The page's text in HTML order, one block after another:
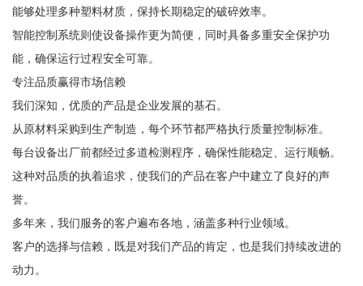
能够处理多种塑料材质，保持长期稳定的破碎效率。
智能控制系统则使设备操作更为简便，同时具备多重安全保护功
能，确保运行过程安全可靠。
专注品质赢得市场信赖
我们深知，优质的产品是企业发展的基石。
从原材料采购到生产制造，每个环节都严格执行质量控制标准。
每台设备出厂前都经过多道检测程序，确保性能稳定、运行顺畅。
这种对品质的执着追求，使我们的产品在客户中建立了良好的声
誉。
多年来，我们服务的客户遍布各地，涵盖多种行业领域。
客户的选择与信赖，既是对我们产品的肯定，也是我们持续改进的
动力。